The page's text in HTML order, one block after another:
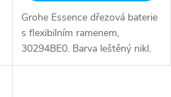
Grohe Essence dřezová baterie
s flexibilním ramenem,
30294BE0. Barva leštěný nikl.